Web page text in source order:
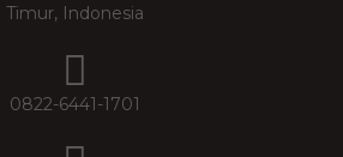
Timur, Indonesia
0822-6441-1701